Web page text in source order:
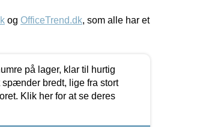
og OfficeTrend.dk, som alle har et
på lager, klar til hurtig
spænder bredt, lige fra stort
Klik her for at se deres